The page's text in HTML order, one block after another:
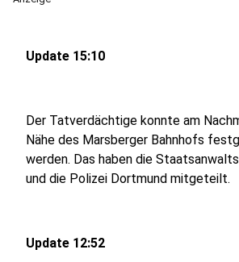
Update 15:10
Der Tatverdächtige konnte am
Nähe des Marsberger Bahnhofs
werden. Das haben die
und die Polizei Dortmund mitgeteilt.
Update 12:52